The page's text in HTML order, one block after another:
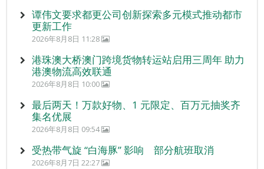
谭伟文要求都更公司创新探索多元模式推动都市
更新工作
2026年8月8日 11:28
港珠澳大桥澳门跨境货物转运站启用三周年 助力
港澳物流高效联通
2026年8月8日 10:00
最后两天！万款好物、1 元限定、百万元抽奖齐
集名优展
2026年8月8日 09:54
受热带气旋 “白海豚” 影响 部分航班取消
2026年8月7日 22:27